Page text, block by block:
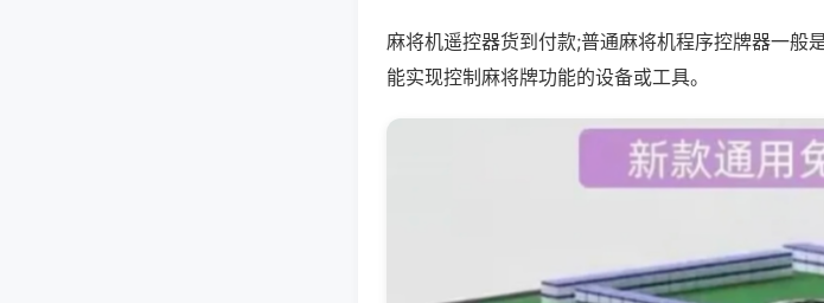
麻将机遥控器货到付款;普通麻将机程序控牌器一般
能实现控制麻将牌功能的设备或工具。